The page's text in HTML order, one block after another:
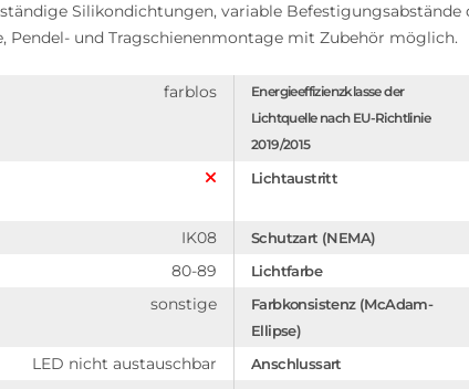
Silikondichtungen, variable
Pendel- und Tragschienenmontage mit Zubehör möglich.
farblos
Energieeffizienzklasse der
Lichtquelle nach EU-Richtlinie
2019/2015
Lichtaustritt
IK08 Schutzart (NEMA)
80-89 Lichtfarbe
sonstige
Farbkonsistenz (McAdam-
Ellipse)
LED nicht austauschbar Anschlussart